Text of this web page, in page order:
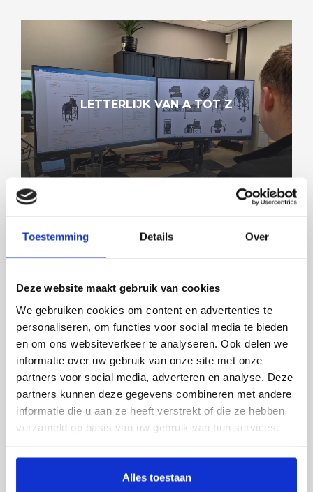
Toestemming Details Over
Deze website maakt gebruik van cookies
We gebruiken cookies om content en advertenties te
personaliseren, om functies voor social media te bieden
en om ons websiteverkeer te analyseren. Ook delen we
informatie over uw gebruik van onze site met onze
partners voor social media, adverteren en analyse. Deze
partners kunnen deze gegevens combineren met andere
informatie die u aan ze heeft verstrekt of die ze hebben
verzameld op basis van uw gebruik van hun services.
Alles toestaan
LETTERLIJK VAN A TOT Z
GLADDER EN DUS SCHONER